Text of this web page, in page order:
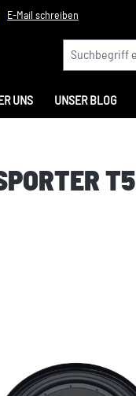
E-Mail schreiben
UNS UNSER BLOG